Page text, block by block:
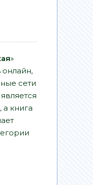
»
онлайн,
сети
является
книга